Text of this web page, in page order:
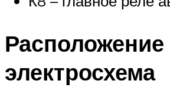
Расположение
электросхема